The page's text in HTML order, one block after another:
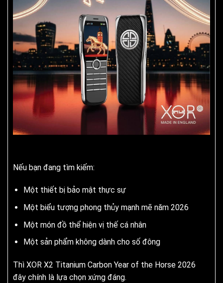
Nếu bạn đang tìm kiếm:
Một thiết bị bảo mật thực sự
Một biểu tượng phong thủy mạnh mẽ năm 2026
Một món đồ thể hiện vị thế cá nhân
Một sản phẩm không dành cho số đông
Thì XOR X2 Titanium Carbon Year of the Horse 2026
đây chính là lựa chọn xứng đáng.